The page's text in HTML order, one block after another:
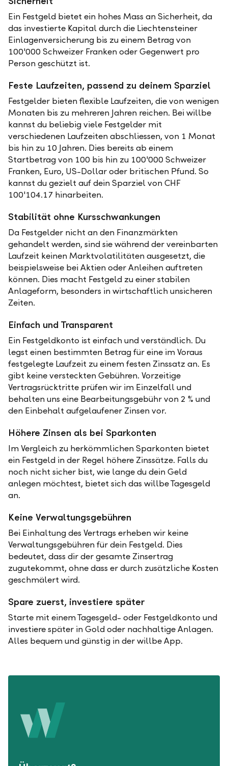
Ein Festgeld bietet ein hohes Mass an Sicherheit, da
das investierte Kapital durch die Liechtensteiner
Einlagenversicherung bis zu einem Betrag von
100'000 Schweizer Franken oder Gegenwert pro
Person geschützt ist.
Feste Laufzeiten, passend zu deinem Sparziel
Festgelder bieten flexible Laufzeiten, die von wenigen
Monaten bis zu mehreren Jahren reichen. Bei willbe
kannst du beliebig viele Festgelder mit
verschiedenen Laufzeiten abschliessen, von 1 Monat
bis hin zu 10 Jahren. Dies bereits ab einem
Startbetrag von 100 bis hin zu 100'000 Schweizer
Franken, Euro, US-Dollar oder britischen Pfund. So
kannst du gezielt auf dein Sparziel von CHF
100'104.17 hinarbeiten.
Stabilität ohne Kursschwankungen
Da Festgelder nicht an den Finanzmärkten
gehandelt werden, sind sie während der vereinbarten
Laufzeit keinen Marktvolatilitäten ausgesetzt, die
beispielsweise bei Aktien oder Anleihen auftreten
können. Dies macht Festgeld zu einer stabilen
Anlageform, besonders in wirtschaftlich unsicheren
Zeiten.
Einfach und Transparent
Ein Festgeldkonto ist einfach und verständlich. Du
legst einen bestimmten Betrag für eine im Voraus
festgelegte Laufzeit zu einem festen Zinssatz an. Es
gibt keine versteckten Gebühren. Vorzeitige
Vertragsrücktritte prüfen wir im Einzelfall und
behalten uns eine Bearbeitungsgebühr von 2 % und
den Einbehalt aufgelaufener Zinsen vor.
Höhere Zinsen als bei Sparkonten
Im Vergleich zu herkömmlichen Sparkonten bietet
ein Festgeld in der Regel höhere Zinssätze. Falls du
noch nicht sicher bist, wie lange du dein Geld
anlegen möchtest, bietet sich das willbe Tagesgeld
an.
Keine Verwaltungsgebühren
Bei Einhaltung des Vertrags erheben wir keine
Verwaltungsgebühren für dein Festgeld. Dies
bedeutet, dass dir der gesamte Zinsertrag
zugutekommt, ohne dass er durch zusätzliche Kosten
geschmälert wird.
Spare zuerst, investiere später
Starte mit einem Tagesgeld- oder Festgeldkonto und
investiere später in Gold oder nachhaltige Anlagen.
Alles bequem und günstig in der willbe App.